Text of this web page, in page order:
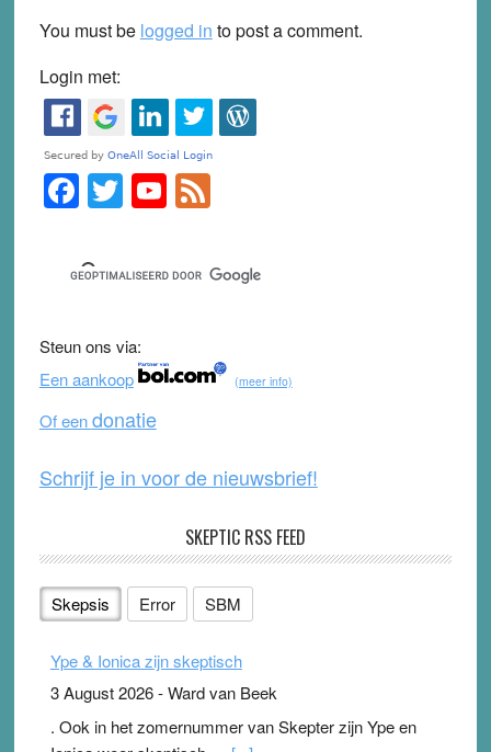
You must be logged in to post a comment.
Login met:
Primary
Sidebar
F
a
c
e
b
o
o
k
T
wi
tt
er
Y
o
u
T
b
e
F
e
d
Steun ons via:
Een aankoop
(meer info)
Of eendonatie
Schrijf je in voor de nieuwsbrief!
SKEPTIC RSS FEED
Skepsis Error SBM
Ype & Ionica zijn skeptisch
3 August 2026-Ward van Beek
. Ook in het zomernummer van Skepter zijn Ype en